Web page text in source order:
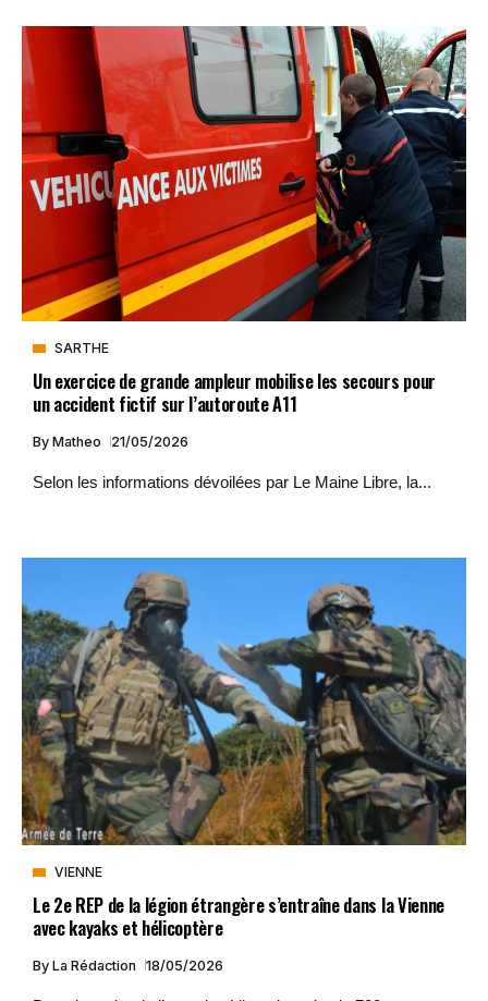
SARTHE
Un exercice de grande ampleur mobilise les secours pour
un accident fictif sur l’autoroute A11
By Matheo 21/05/2026
Selon les informations dévoilées par Le Maine Libre, la...
VIENNE
Le 2e REP de la légion étrangère s’entraîne dans la Vienne
avec kayaks et hélicoptère
By La Rédaction 18/05/2026